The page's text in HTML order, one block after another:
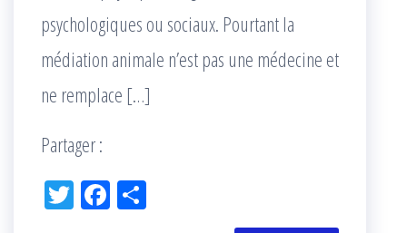
psychologiques ou sociaux. Pourtant la
médiation animale n’est pas une médecine et
ne remplace […]
Partager :
Tw Fac